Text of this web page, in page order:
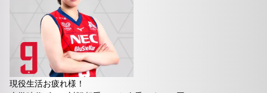
現役生活お疲れ様！